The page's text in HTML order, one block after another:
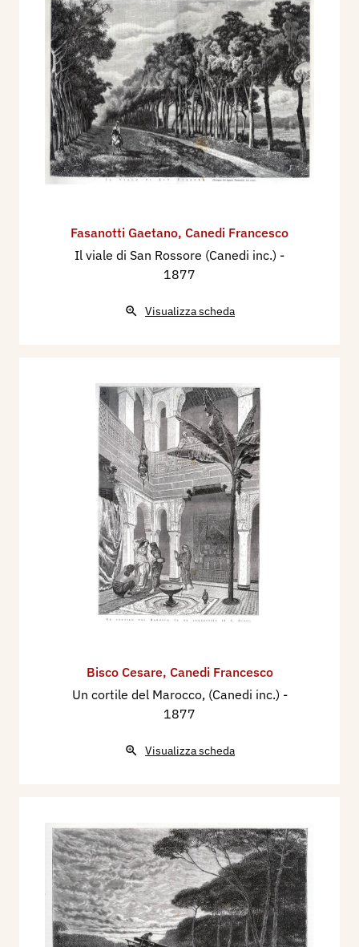
Fasanotti Gaetano, Canedi Francesco
Il viale di San Rossore (Canedi inc.) -
1877
Visualizza scheda
Bisco Cesare, Canedi Francesco
Un cortile del Marocco, (Canedi inc.) -
1877
Visualizza scheda